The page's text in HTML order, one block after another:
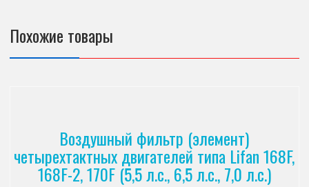
Похожие товары
Воздушный фильтр (элемент)
четырехтактных двигателей типа Lifan 168F,
168F-2, 170F (5,5 л.с., 6,5 л.с., 7,0 л.с.)